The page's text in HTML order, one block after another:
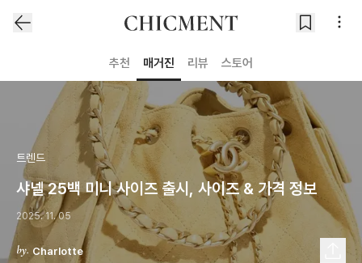
추천 매거진 리뷰 스토어
트렌드
샤넬 25백 미니 사이즈 출시, 사이즈 & 가격 정보
2025. 11. 05
Charlotte